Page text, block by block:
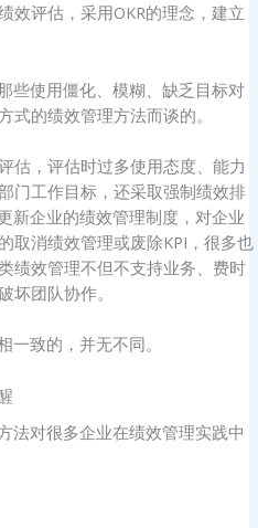
效评估，采用OKR的理念，建立
些使用僵化、模糊、缺乏目标对
式的绩效管理方法而谈的。
估，评估时过多使用态度、能力
门工作目标，还采取强制绩效排
新企业的绩效管理制度，对企业
取消绩效管理或废除KPI，很多也
绩效管理不但不支持业务、费时
坏团队协作。
一致的，并无不同。
法对很多企业在绩效管理实践中